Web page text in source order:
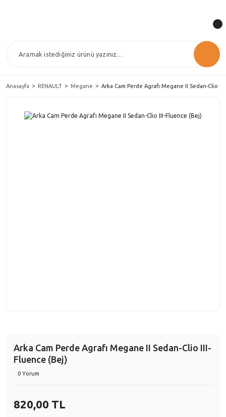
Anasayfa RENAULT Megane Arka Cam Perde Agrafı Megane II Sedan-Clio
Arka Cam Perde Agrafı Megane II Sedan-Clio III-
Fluence (Bej)
0 Yorum
820,00 TL